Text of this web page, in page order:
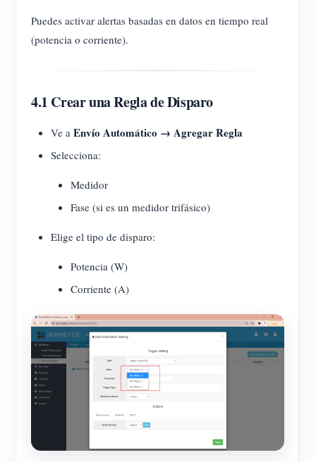
Puedes activar alertas basadas en datos en tiempo real
(potencia o corriente).
4.1 Crear una Regla de Disparo
Ve a Envío Automático → Agregar Regla
Selecciona:
Medidor
Fase (si es un medidor trifásico)
Elige el tipo de disparo:
Potencia (W)
Corriente (A)